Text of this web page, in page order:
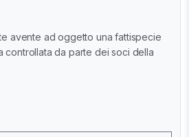
avente ad oggetto una fattispecie
controllata da parte dei soci della